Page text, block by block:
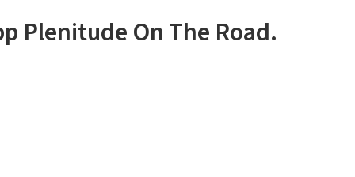
Plenitude On The Road.